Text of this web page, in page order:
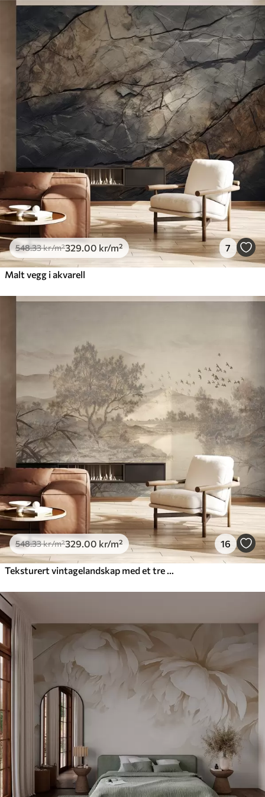
Tilgjengelige materialer
Standard
548.33 329.00kr /m²
Premium
665.00399.00kr
Premium vinyl
650 .00390.00kr/m²
Peel and Stick
925 .00555.00kr/m²
548.33kr/m²329 .00 kr/m² 7
Malt vegg i akvarell
548.33kr/m²329 .00 kr/m² 16